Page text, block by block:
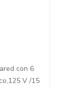
con 6
V /15